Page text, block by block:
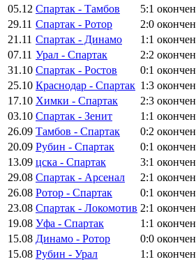
05.12 Спартак - Тамбов 5:1 окончен
29.11 Спартак - Ротор 2:0 окончен
21.11 Спартак - Динамо 1:1 окончен
07.11 Урал - Спартак 2:2 окончен
31.10 Спартак - Ростов 0:1 окончен
25.10 Краснодар - Спартак 1:3 окончен
17.10 Химки - Спартак 2:3 окончен
03.10 Спартак - Зенит 1:1 окончен
26.09 Тамбов - Спартак 0:2 окончен
20.09 Рубин - Спартак 0:1 окончен
13.09 цска - Спартак 3:1 окончен
29.08 Спартак - Арсенал 2:1 окончен
26.08 Ротор - Спартак 0:1 окончен
23.08 Спартак - Локомотив 2:1 окончен
19.08 Уфа - Спартак 1:1 окончен
15.08 Динамо - Ротор 0:0 окончен
15.08 Рубин - Урал 1:1 окончен